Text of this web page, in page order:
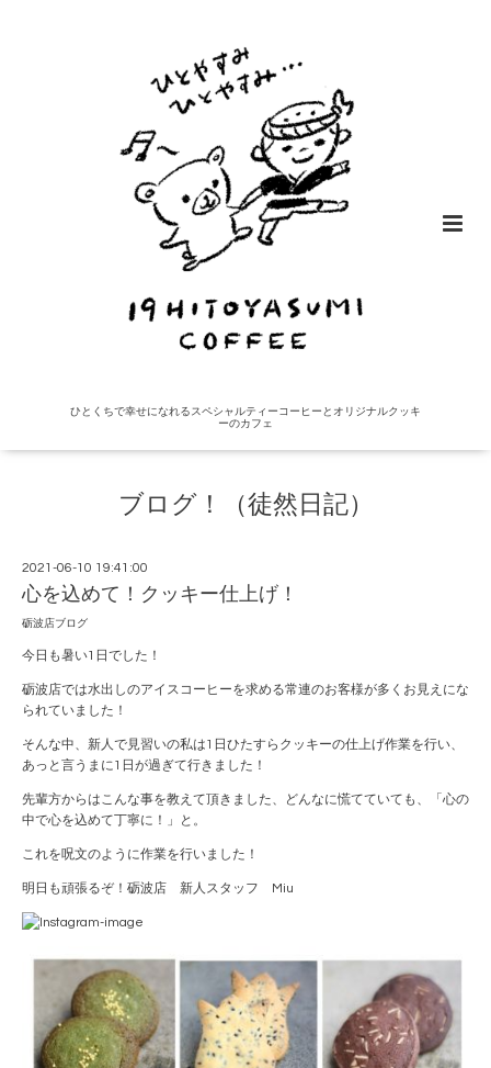
ひとくちで幸せになれるスペシャルティーコーヒーとオリジナルクッキ
ーのカフェ
ブログ！（徒然日記）
2021-06-10 19:41:00
心を込めて！クッキー仕上げ！
砺波店ブログ
今日も暑い1日でした！
砺波店では水出しのアイスコーヒーを求める常連のお客様が多くお見えにな
られていました！
そんな中、新人で見習いの私は1日ひたすらクッキーの仕上げ作業を行い、
あっと言うまに1日が過ぎて行きました！
先輩方からはこんな事を教えて頂きました、どんなに慌てていても、「心の
中で心を込めて丁寧に！」と。
これを呪文のように作業を行いました！
明日も頑張るぞ！砺波店 新人スタッフ Miu